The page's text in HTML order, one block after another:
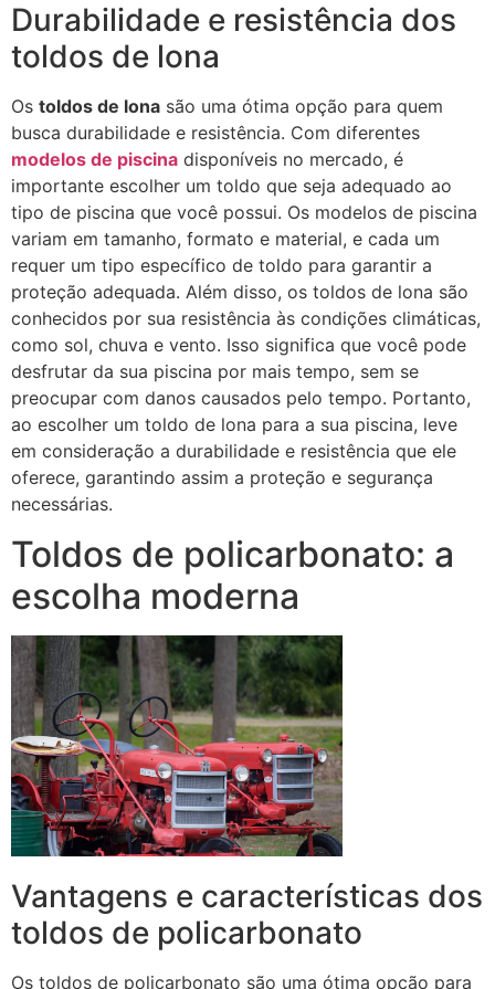
Durabilidade e resistência dos
toldos de lona
Os toldos de lona são uma ótima opção para quem
busca durabilidade e resistência. Com diferentes
modelos de piscina disponíveis no mercado, é
importante escolher um toldo que seja adequado ao
tipo de piscina que você possui. Os modelos de piscina
variam em tamanho, formato e material, e cada um
requer um tipo específico de toldo para garantir a
proteção adequada. Além disso, os toldos de lona são
conhecidos por sua resistência às condições climáticas,
como sol, chuva e vento. Isso significa que você pode
desfrutar da sua piscina por mais tempo, sem se
preocupar com danos causados pelo tempo. Portanto,
ao escolher um toldo de lona para a sua piscina, leve
em consideração a durabilidade e resistência que ele
oferece, garantindo assim a proteção e segurança
necessárias.
Toldos de policarbonato: a
escolha moderna
Vantagens e características dos
toldos de policarbonato
Os toldos de policarbonato são uma ótima opção para